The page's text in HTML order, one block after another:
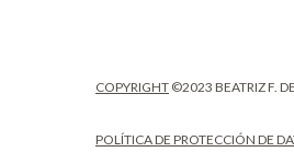
COPYRIGHT ©2023 BEATRIZ F.
POLÍTICA DE PROTECCIÓN DE